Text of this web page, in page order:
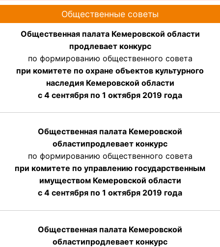
Общественные советы
Общественная палата Кемеровской области
продлевает конкурс
по формированию общественного совета
при комитете по охране объектов культурного
наследия Кемеровской области
с 4 сентября по 1 октября 2019 года
Общественная палата Кемеровской
областипродлевает конкурс
по формированию общественного совета
при комитете по управлению государственным
имуществом Кемеровской области
с 4 сентября по 1 октября 2019 года
Общественная палата Кемеровской
областипродлевает конкурс